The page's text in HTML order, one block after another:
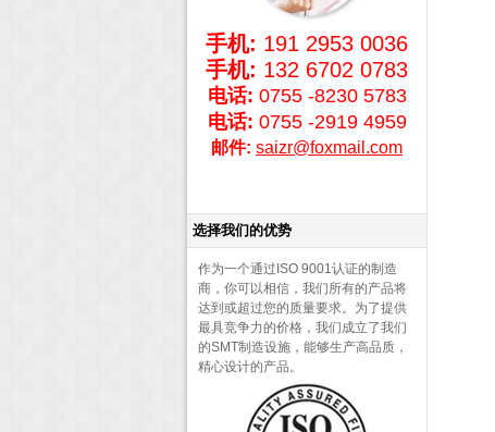
手机: 191 2953 0036
手机: 132 6702 0783
电话: 0755 -8230 5783
电话: 0755 -2919 4959
邮件: saizr@foxmail.com
选择我们的优势
作为一个通过ISO 9001认证的制造
商，你可以相信，我们所有的产品将
达到或超过您的质量要求。为了提供
最具竞争力的价格，我们成立了我们
的SMT制造设施，能够生产高品质，
精心设计的产品。